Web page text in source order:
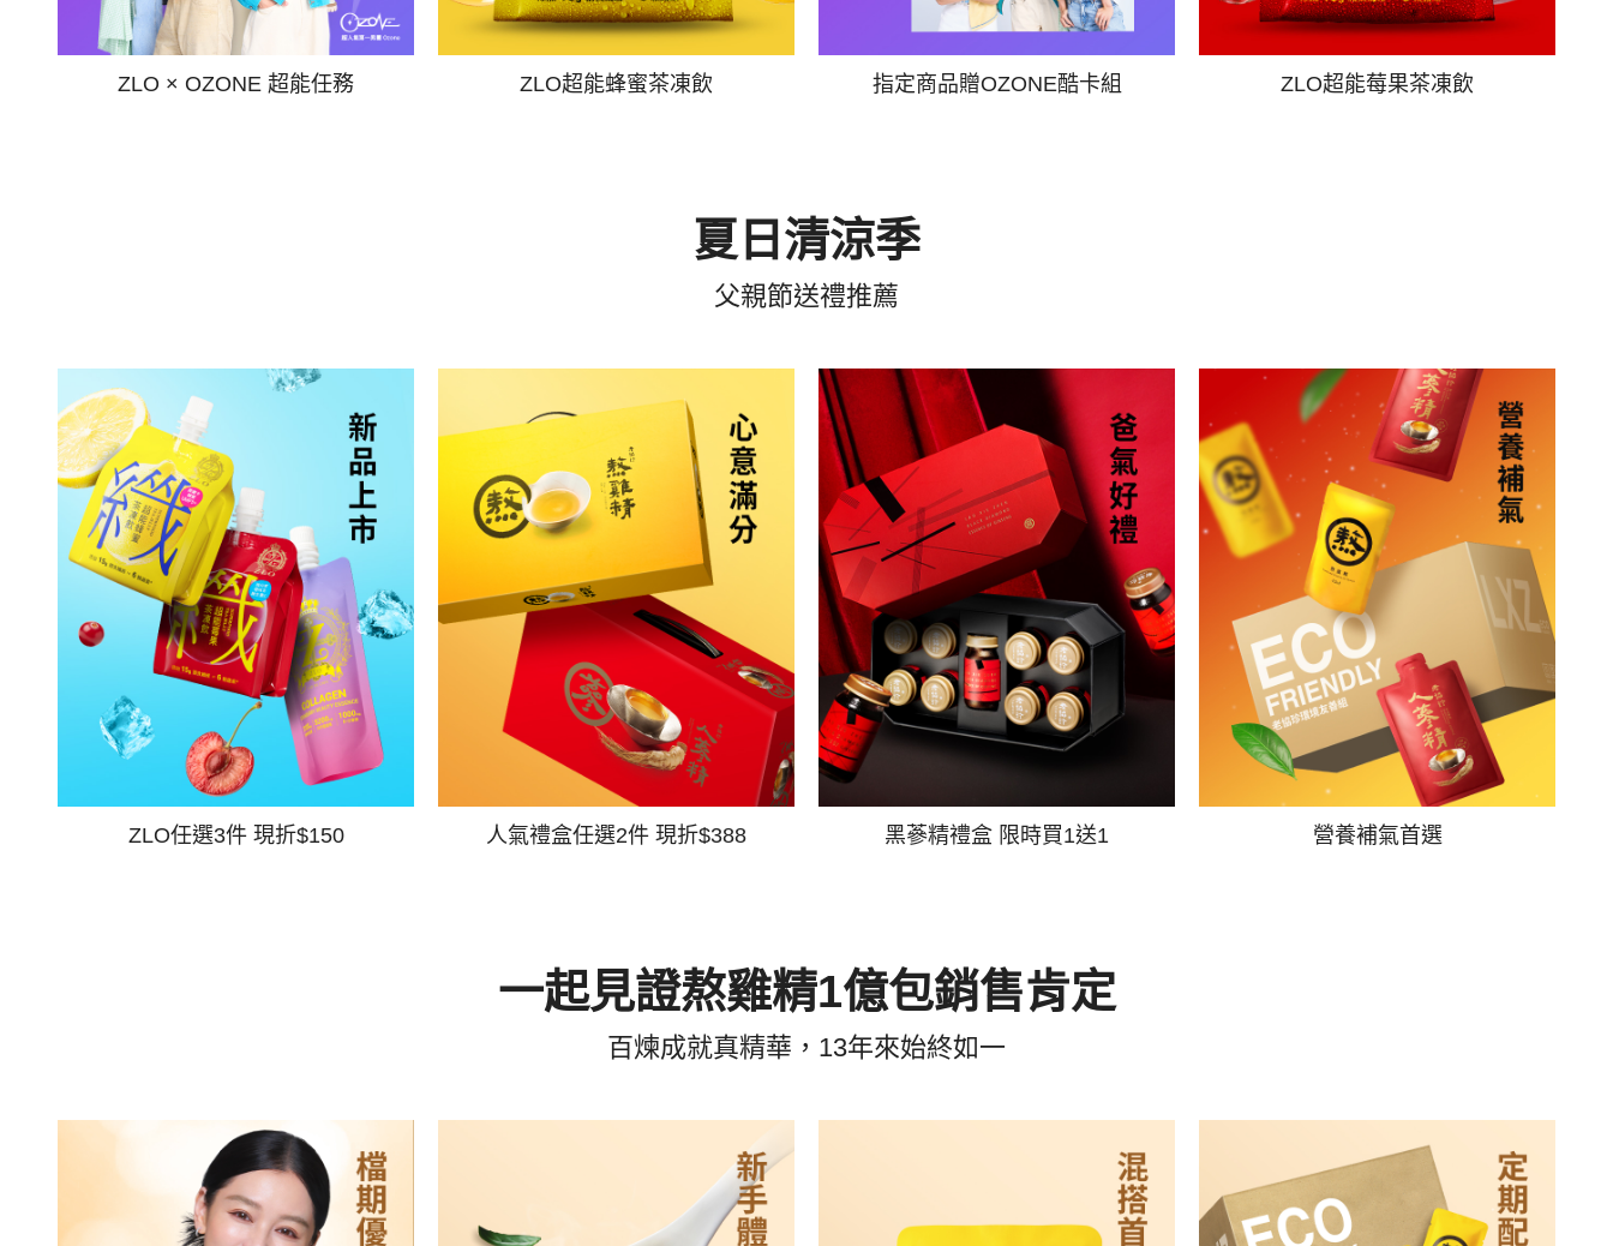
ZLO × OZONE 超能任務 ZLO超能蜂蜜茶凍飲 指定商品贈OZONE酷卡組 ZLO超能莓果茶凍飲
夏日清涼季
父親節送禮推薦
ZLO任選3件 現折$150 人氣禮盒任選2件 現折$388 黑蔘精禮盒 限時買1送1 營養補氣首選
一起見證熬雞精1億包銷售肯定
百煉成就真精華，13年來始終如一